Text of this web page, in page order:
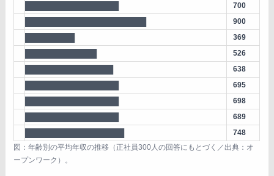
700
900
369
526
638
695
698
689
748
図：年齢別の平均年収の推移（正社員300人の回答にもとづく／出典：オ
ープンワーク）。